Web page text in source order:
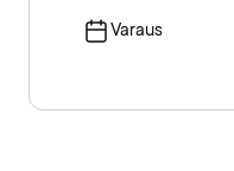
Varaus